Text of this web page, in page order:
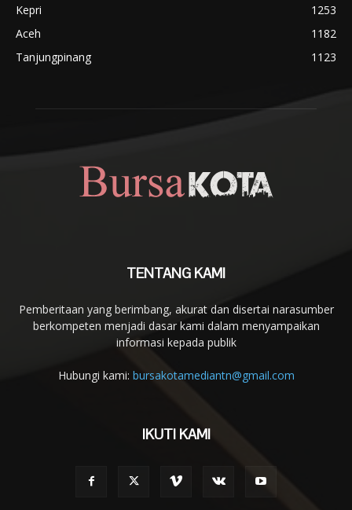
Kepri
1253
Aceh
1182
Tanjungpinang
1123
TENTANG KAMI
Pemberitaan yang berimbang, akurat dan disertai narasumber
berkompeten menjadi dasar kami dalam menyampaikan
informasi kepada publik
Hubungi kami: bursakotamediantn@gmail.com
IKUTI KAMI